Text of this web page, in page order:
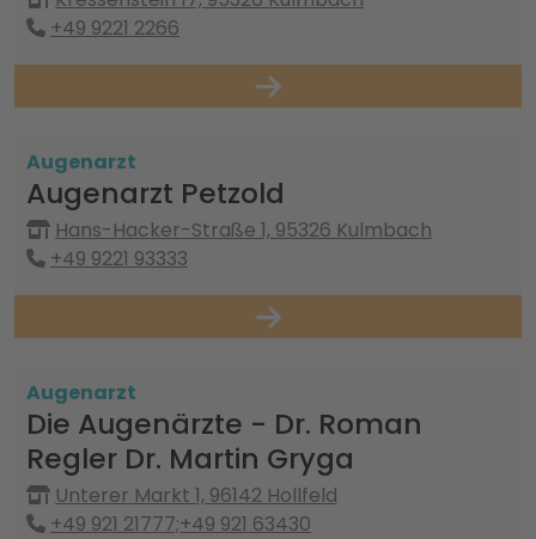
+49 9221 2266
Augenarzt
Augenarzt Petzold
Hans-Hacker-Straße 1, 95326 Kulmbach
+49 9221 93333
Augenarzt
Die Augenärzte - Dr. Roman
Regler Dr. Martin Gryga
Unterer Markt 1, 96142 Hollfeld
+49 921 21777;+49 921 63430